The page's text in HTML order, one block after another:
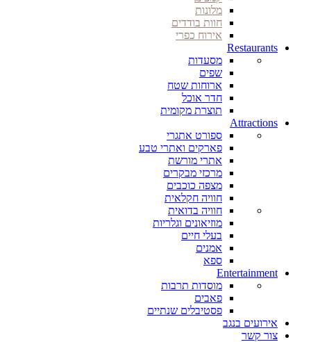
מלונות
חוות בודדים
אירוח כפרי
Restaurants
מסעדות
שפים
ארוחות שטח
חדר אוכל
תוצרת מקומית
Attractions
ספורט אתגרי
פארקים ואתרי טבע
אתרי מורשת
מרכזי מבקרים
מצפה כוכבים
חוויה חקלאית
חוויה בדואית
מוזיאונים וגלריות
בעלי חיים
אמנים
ספא
Entertainment
מוסדות תרבות
פאבים
פסטיבלים שנתיים
אירועים בנגב
צור קשר